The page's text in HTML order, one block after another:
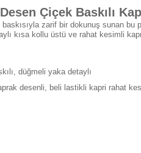
Çiçek Baskılı
zarif bir dokunuş sunan
kısa kollu üstü ve rahat kesimli
düğmeli yaka detaylı
desenli, beli lastikli kapri rahat